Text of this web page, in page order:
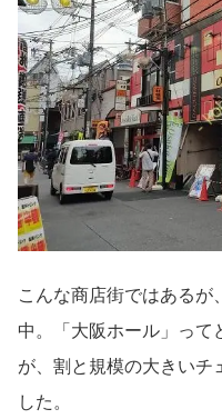
こんな商店街ではあるが
中。「大阪ホール」って
が、割と規模の大きいチ
した。